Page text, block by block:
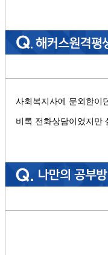
사회복지사에 문외한이
비록 전화상담이었지만